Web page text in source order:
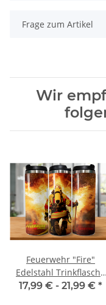
Frage zum Artikel
Wir
Feuerwehr "Fire"
Edelstahl Trinkflasche
inkl Wunschnamen
17,99 € - 21,99 € *